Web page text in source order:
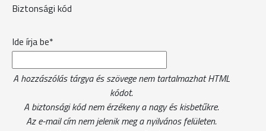
Biztonsági kód
Ide írja be*
A hozzászólás tárgya és szövege nem tartalmazhat HTML
kódot.
A biztonsági kód nem érzékeny a nagy és kisbetűkre.
Az e-mail cím nem jelenik meg a nyilvános felületen.